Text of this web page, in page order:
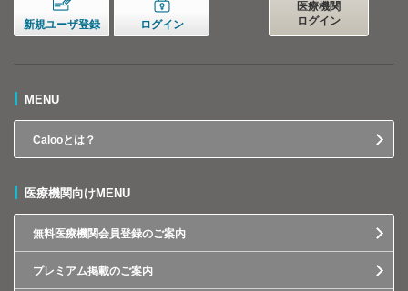
新規ユーザ登録 ログイン
医療機関
ログイン
MENU
Calooとは？
医療機関向けMENU
無料医療機関会員登録のご案内
プレミアム掲載のご案内